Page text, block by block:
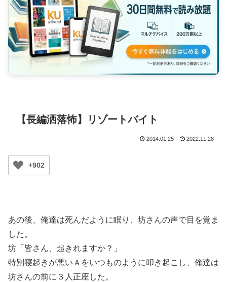
【長編洒落怖】リゾートバイト
2014.01.25 2022.11.28
+902
あの後、俺達は死んだように眠り、坊さんの声で目を覚ま
した。
坊「皆さん、起きれますか？」
特別寝起きが悪いＡをいつものように叩き起こし、俺達は
坊さんの前に３人正座した。